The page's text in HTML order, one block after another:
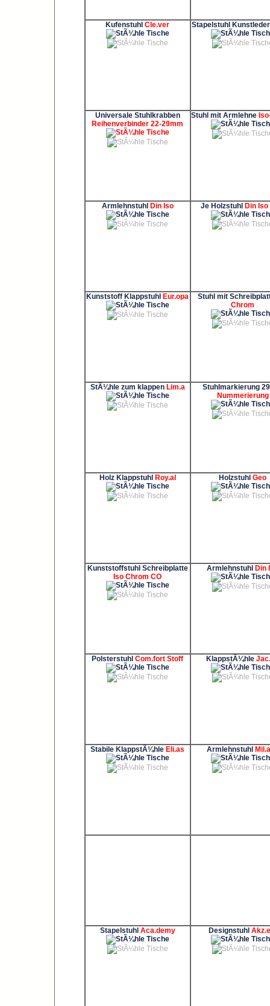
KufenstuhlCle.ver Stapelstuhl
Universale Stuhlkrabben
Reihenverbinder 22-29mm
Stuhl mit Armlehne
Armlehnstuhl Din Iso Je Holzstuhl Din Iso
Kunststoff Klappstuhl Eur.opa
Stuhl mit
Chrom
StÃ¼hle zum klappen Lim.a
Stuhlmarkierung
Nummerierung
Holz Klappstuhl Roy.al HolzstuhlGeo
Kunststoffstuhl Schreibplatte
Iso Chrom CO
Armlehnstuhl Din
PolsterstuhlCom.fort Stoff KlappstÃ¼hle
Stabile KlappstÃ¼hle Eli.as Armlehnstuhl
Stapelstuhl Aca.demy Designstuhl